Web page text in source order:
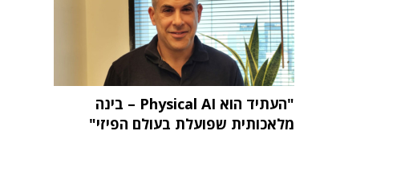
"העתיד הוא Physical AI – בינה
מלאכותית שפועלת בעולם הפיזי"